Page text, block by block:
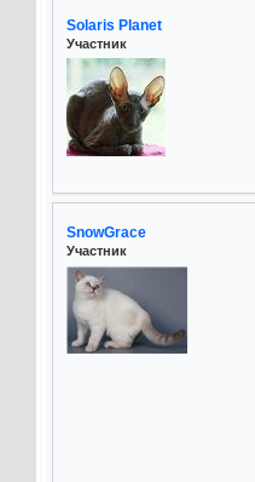
Solaris Planet
Участник
SnowGrace
Участник